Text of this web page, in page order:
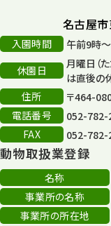
平和公園
森のとこやさん
再生
再生フォーラム
80周年
その他
その他イベント
名古屋
入園時間
午前9時
休園日
月曜日（
は直後の
住所
〒464-
電話番号
052-782-
FAX
052-782-
動物取扱業登録
名称
事業所の名称
事業所の所在地